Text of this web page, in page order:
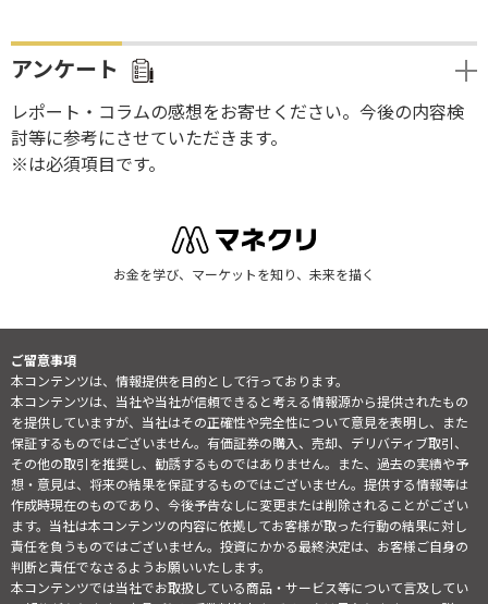
アンケート
レポート・コラムの感想をお寄せください。今後の内容検
討等に参考にさせていただきます。
※は必須項目です。
お金を学び、マーケットを知り、未来を描く
ご留意事項
本コンテンツは、情報提供を目的として行っております。
本コンテンツは、当社や当社が信頼できると考える情報源から提供されたもの
を提供していますが、当社はその正確性や完全性について意見を表明し、また
保証するものではございません。有価証券の購入、売却、デリバティブ取引、
その他の取引を推奨し、勧誘するものではありません。また、過去の実績や予
想・意見は、将来の結果を保証するものではございません。提供する情報等は
作成時現在のものであり、今後予告なしに変更または削除されることがござい
ます。当社は本コンテンツの内容に依拠してお客様が取った行動の結果に対し
責任を負うものではございません。投資にかかる最終決定は、お客様ご自身の
判断と責任でなさるようお願いいたします。
本コンテンツでは当社でお取扱している商品・サービス等について言及してい